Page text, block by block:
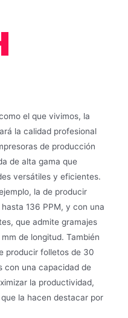
el que vivimos, la
la calidad profesional
de producción
de alta gama que
versátiles y eficientes.
la de producir
136 PPM, y con una
que admite gramajes
de longitud. También
producir folletos de 30
con una capacidad de
la productividad,
la hacen destacar por